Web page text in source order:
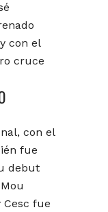
con el
cruce
con el
fue
debut
Cesc fue